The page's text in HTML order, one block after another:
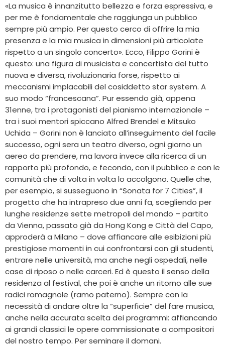
«La musica è innanzitutto bellezza e forza espressiva, e
per me è fondamentale che raggiunga un pubblico
sempre più ampio. Per questo cerco di offrire la mia
presenza e la mia musica in dimensioni più articolate
rispetto a un singolo concerto». Ecco, Filippo Gorini è
questo: una figura di musicista e concertista del tutto
nuova e diversa, rivoluzionaria forse, rispetto ai
meccanismi implacabili del cosiddetto star system. A
suo modo “francescana”. Pur essendo già, appena
31enne, tra i protagonisti del pianismo internazionale –
tra i suoi mentori spiccano Alfred Brendel e Mitsuko
Uchida – Gorini non è lanciato all’inseguimento del facile
successo, ogni sera un teatro diverso, ogni giorno un
aereo da prendere, ma lavora invece alla ricerca di un
rapporto più profondo, e fecondo, con il pubblico e con le
comunità che di volta in volta lo accolgono. Quelle che,
per esempio, si susseguono in “Sonata for 7 Cities”, il
progetto che ha intrapreso due anni fa, scegliendo per
lunghe residenze sette metropoli del mondo – partito
da Vienna, passato già da Hong Kong e Città del Capo,
approderà a Milano – dove affiancare alle esibizioni più
prestigiose momenti in cui confrontarsi con gli studenti,
entrare nelle università, ma anche negli ospedali, nelle
case di riposo o nelle carceri. Ed è questo il senso della
residenza al festival, che poi è anche un ritorno alle sue
radici romagnole (ramo paterno). Sempre con la
necessità di andare oltre la “superficie” del fare musica,
anche nella accurata scelta dei programmi: affiancando
ai grandi classici le opere commissionate a compositori
del nostro tempo. Per seminare il domani.